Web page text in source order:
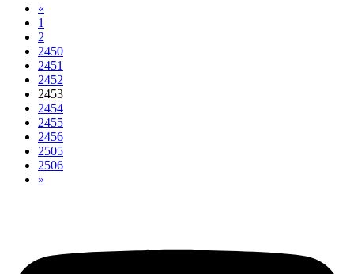
«
1
2
2450
2451
2452
2453
2454
2455
2456
2505
2506
»